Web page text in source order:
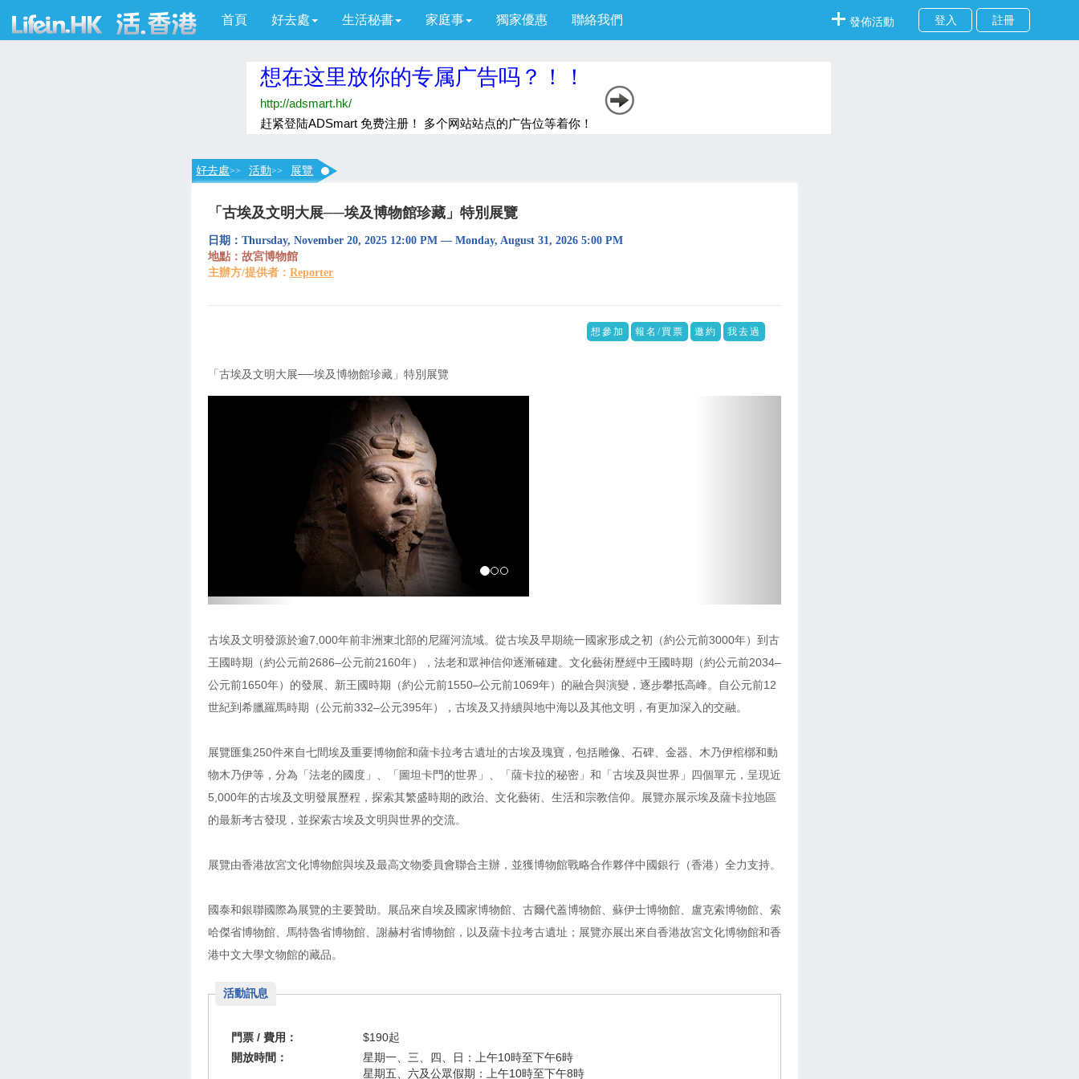
首頁 好去處 生活秘書 家庭事 獨家優惠 聯絡我們 發佈活動 登入 註冊
好去處>> 活動>> 展覽
「古埃及文明大展──埃及博物館珍藏」特別展覽
日期：Thursday, November 20, 2025 12:00 PM — Monday, August 31, 2026 5:00 PM
地點：故宮博物館
主辦方/提供者： Reporter
想參加 報名/買票 邀約 我去過
「古埃及文明大展──埃及博物館珍藏」特別展覽
古埃及文明發源於逾7,000年前非洲東北部的尼羅河流域。從古埃及早期統一國家形成之初（約公元前3000年）到古
王國時期（約公元前2686–公元前2160年），法老和眾神信仰逐漸確建。文化藝術歷經中王國時期（約公元前2034–
公元前1650年）的發展、新王國時期（約公元前1550–公元前1069年）的融合與演變，逐步攀抵高峰。自公元前12
世紀到希臘羅馬時期（公元前332–公元395年），古埃及又持續與地中海以及其他文明，有更加深入的交融。
展覽匯集250件來自七間埃及重要博物館和薩卡拉考古遺址的古埃及瑰寶，包括雕像、石碑、金器、木乃伊棺槨和動
物木乃伊等，分為「法老的國度」、「圖坦卡門的世界」、「薩卡拉的秘密」和「古埃及與世界」四個單元，呈現近
5,000年的古埃及文明發展歷程，探索其繁盛時期的政治、文化藝術、生活和宗教信仰。展覽亦展示埃及薩卡拉地區
的最新考古發現，並探索古埃及文明與世界的交流。
展覽由香港故宮文化博物館與埃及最高文物委員會聯合主辦，並獲博物館戰略合作夥伴中國銀行（香港）全力支持。
國泰和銀聯國際為展覽的主要贊助。展品來自埃及國家博物館、古爾代蓋博物館、蘇伊士博物館、盧克索博物館、索
哈傑省博物館、馬特魯省博物館、謝赫村省博物館，以及薩卡拉考古遺址；展覽亦展出來自香港故宮文化博物館和香
港中文大學文物館的藏品。
活動訊息
門票 / 費用：
$190起
開放時間：
星期一、三、四、日：上午10時至下午6時
星期五、六及公眾假期：上午10時至下午8時